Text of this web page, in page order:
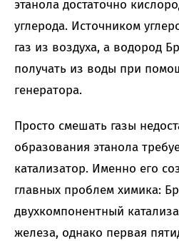
этанола достаточно
углерода. Источником
газ из воздуха, а водород
получать из воды при
генератора.
Просто смешать газы
образования этанола
катализатор. Именно его
главных проблем химика:
двухкомпонентный
железа, однако первая